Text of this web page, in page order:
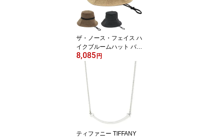
ザ・ノース・フェイス ハ
イクブルームハット バケ
ットハット ユニセックス
日差し対策 収納袋付き
全3色 L NN02343 【国内
正規品】
8,085円
ティファニー TIFFANY